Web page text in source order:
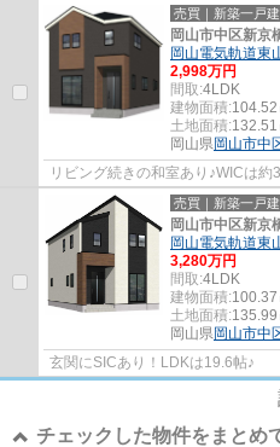
売買｜新築一戸建
岡山市中区新
岡山電気軌道東
2,998万円
間取:4LDK
建物面積:
土地面積:
岡山県岡山市中
リビング続きの和室あり♪WICは約3
売買｜新築一戸建
岡山市中区新
岡山電気軌道東
3,280万円
間取:4LDK
建物面積:
土地面積:
岡山県岡山市中
玄関にSICあり！LDKは19.6帖♪
チェックした物件をまとめ